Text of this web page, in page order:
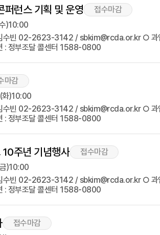
런스 기획 및 운영
접수마감
)10:00
수빈 02-2623-3142 / sbkim@rcda.or.kr ○
: 정부조달 콜센터 1588-0800
마감
)10:00
수빈 02-2623-3142 / sbkim@rcda.or.kr ○
: 정부조달 콜센터 1588-0800
주년 기념행사
접수마감
)10:00
수빈 02-2623-3142 / sbkim@rcda.or.kr ○
: 정부조달 콜센터 1588-0800
접수마감